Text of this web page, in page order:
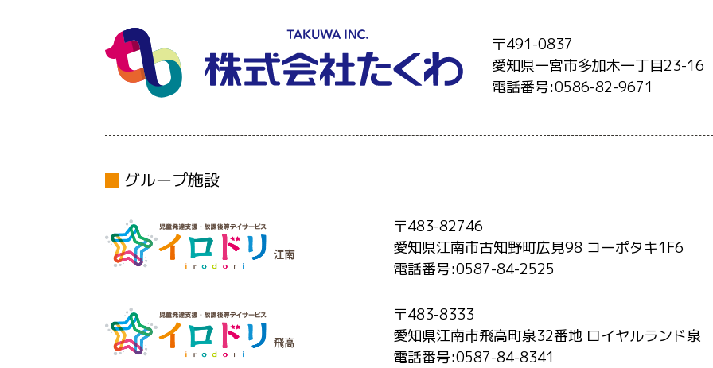
〒491-0837
愛知県一宮市多加木一丁目23-16
電話番号:0586-82-9671
グループ施設
〒483-82746
愛知県江南市古知野町広見98 コーポタキ1F6
電話番号:0587-84-2525
〒483-8333
愛知県江南市飛高町泉32番地 ロイヤルランド泉
電話番号:0587-84-8341